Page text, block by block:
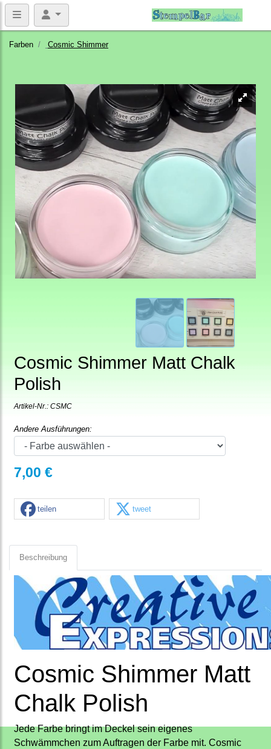
Farben Cosmic Shimmer
Cosmic Shimmer Matt Chalk
Polish
Artikel-Nr.: CSMC
Andere Ausführungen:
7,00 €
teilen tweet
Beschreibung
Cosmic Shimmer Matt
Chalk Polish
Jede Farbe bringt im Deckel sein eigenes
Schwämmchen zum Auftragen der Farbe mit. Cosmic